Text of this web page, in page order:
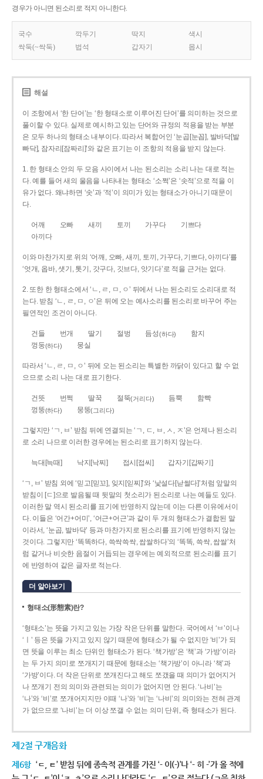
경우가 아니면 된소리로 적지 아니한다.
국수 깍두기 딱지
색시
싹둑(~싹둑)
법석 갑자기 몹시
해설
이 조항에서 ‘한 단어’는 ‘한 형태소로 이루어진 단어’를 의미하는 것으로
풀이할 수 있다. 실제로 예시하고 있는 단어와 규정의 적용을 받는 부분
은 모두 하나의 형태소 내부이다. 따라서 복합어인 ‘눈곱[눈꼽], 발바닥[발
빠닥], 잠자리[잠짜리]’와 같은 표기는 이 조항의 적용을 받지 않는다.
1. 한 형태소 안의 두 모음 사이에서 나는 된소리는 소리 나는 대로 적는
다. 예를 들어 새의 울음을 나타내는 형태소 ‘소쩍’은 ‘솟적’으로 적을 이
유가 없다. 왜냐하면 ‘솟’과 ‘적’이 의미가 있는 형태소가 아니기 때문이
다.
어깨 오빠 새끼 토끼 가꾸다
기쁘다
아끼다
이와 마찬가지로 위의 ‘어깨, 오빠, 새끼, 토끼, 가꾸다, 기쁘다, 아끼다’를
‘엇개, 옵바, 샛기, 톳기, 갓구다, 깃브다, 앗기다’로 적을 근거는 없다.
2. 또한 한 형태소에서 ‘ㄴ, ㄹ, ㅁ, ㅇ’ 뒤에서 나는 된소리도 소리대로 적
는다. 받침 ‘ㄴ, ㄹ, ㅁ, ㅇ’은 뒤에 오는 예사소리를 된소리로 바꾸어 주는
필연적인 조건이 아니다.
건들 번개 딸기 절벙 듬성(하다)
함지
껑둥(하다) 뭉실
따라서 ‘ㄴ, ㄹ, ㅁ, ㅇ’ 뒤에 오는 된소리는 특별한 까닭이 있다고 할 수 없
으므로 소리 나는 대로 표기한다.
건뜻 번쩍 딸꾹 절뚝(거리다) 듬뿍
함빡
껑뚱(하다) 뭉뚱(그리다)
그렇지만 ‘ㄱ, ㅂ’ 받침 뒤에 연결되는 ‘ㄱ, ㄷ, ㅂ, ㅅ, ㅈ’은 언제나 된소리
로 소리 나므로 이러한 경우에는 된소리로 표기하지 않는다.
늑대[늑때] 낙지[낙찌] 접시[접씨] 갑자기[갑짜기]
‘ㄱ, ㅂ’ 받침 외에 ‘믿고[믿꼬], 잊지[읻찌]’와 ‘낯설다[낟썰다]’처럼 앞말의
받침이 [ㄷ]으로 발음될 때 뒷말의 첫소리가 된소리로 나는 예들도 있다.
이러한 말 역시 된소리를 표기에 반영하지 않는데 이는 다른 이유에서이
다. 이들은 ‘어간+어미’, ‘어근+어근’과 같이 두 개의 형태소가 결합된 말
이라서, ‘눈곱, 발바닥’ 등과 마찬가지로 된소리를 표기에 반영하지 않는
것이다. 그렇지만 ‘똑똑하다, 쓱싹쓱싹, 쌉쌀하다’의 ‘똑똑, 쓱싹, 쌉쌀’처
럼 같거나 비슷한 음절이 거듭되는 경우에는 예외적으로 된소리를 표기
에 반영하여 같은 글자로 적는다.
더 알아보기
형태소(形態素)란?
‘형태소’는 뜻을 가지고 있는 가장 작은 단위를 말한다. 국어에서 ‘ㅂ’이나
‘ㅣ’ 등은 뜻을 가지고 있지 않기 때문에 형태소가 될 수 없지만 ‘비’가 되
면 뜻을 이루는 최소 단위인 형태소가 된다. ‘책가방’은 ‘책’과 ‘가방’이라
는 두 가지 의미로 쪼개지기 때문에 형태소는 ‘책가방’이 아니라 ‘책’과
‘가방’이다. 더 작은 단위로 쪼개진다고 해도 쪼갰을 때 의미가 없어지거
나 쪼개기 전의 의미와 관련되는 의미가 없어지면 안 된다. ‘나비’는
‘나’와 ‘비’로 쪼개어지지만 이때 ‘나’와 ‘비’는 ‘나비’의 의미와는 전혀 관계
가 없으므로 ‘나비’는 더 이상 쪼갤 수 없는 의미 단위, 즉 형태소가 된다.
제2절 구개음화
제6항 ‘ㄷ, ㅌ’ 받침 뒤에 종속적 관계를 가진 ‘- 이(-)’나 ‘- 히 -’가 올 적에